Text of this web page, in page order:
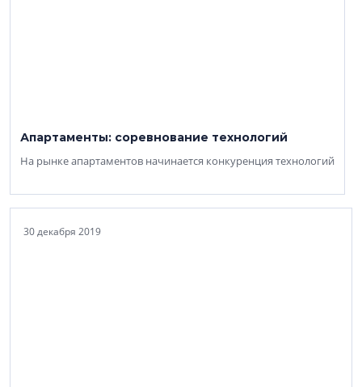
Апартаменты: соревнование технологий
На рынке апартаментов начинается конкуренция технологий
30 декабря 2019